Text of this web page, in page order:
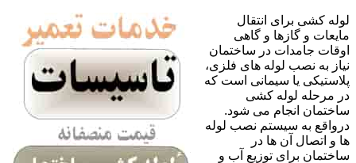
لوله کشی برای انتقال
مایعات و گازها و گاهی
اوقات جامدات در ساختمان
نیاز به نصب لوله های فلزی،
پلاستیکی یا سیمانی است که
در مرحله لوله کشی
ساختمان انجام می شود.
درواقع به سیستم نصب لوله
ها و اتصال آن ها در
ساختمان برای توزیع آب و